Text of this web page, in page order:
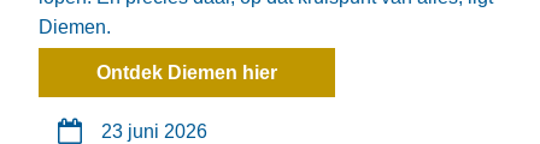
Diemen.
Ontdek Diemen hier
23 juni 2026